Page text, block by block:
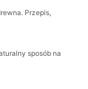
Przepis,
sposób na